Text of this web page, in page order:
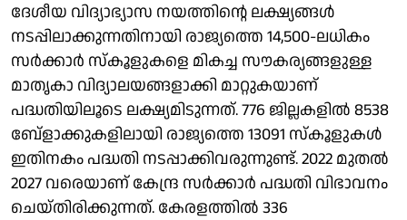
ദേശീയ വിദ്യാഭ്യാസ നയത്തിന്റെ ലക്ഷ്യങ്ങള്‍
നടപ്പിലാക്കുന്നതിനായി രാജ്യത്തെ 14,500-ലധികം
സര്‍ക്കാര്‍ സ്‌കൂളുകളെ മികച്ച സൗകര്യങ്ങളുള്ള
മാതൃകാ വിദ്യാലയങ്ങളാക്കി മാറ്റുകയാണ്
പദ്ധതിയിലൂടെ ലക്ഷ്യമിടുന്നത്. 776 ജില്ലകളില്‍ 8538
ബേ്‌ളാക്കുകളിലായി രാജ്യത്തെ 13091 സ്‌കൂളുകള്‍
ഇതിനകം പദ്ധതി നടപ്പാക്കിവരുന്നുണ്ട്. 2022 മുതല്‍
2027 വരെയാണ് കേന്ദ്ര സര്‍ക്കാര്‍ പദ്ധതി വിഭാവനം
ചെയ്തിരിക്കുന്നത്. കേരളത്തില്‍ 336